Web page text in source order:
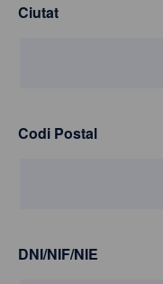
Ciutat
Codi Postal
DNI/NIF/NIE